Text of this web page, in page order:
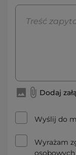
Dodaj
Wyślij do
Wyrażam
osobowych